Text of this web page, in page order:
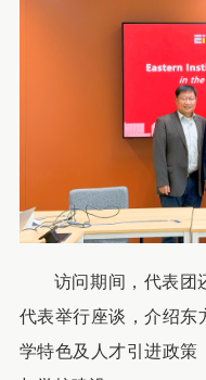
访问期间，代表团
代表举行座谈，介绍东
学特色及人才引进政策